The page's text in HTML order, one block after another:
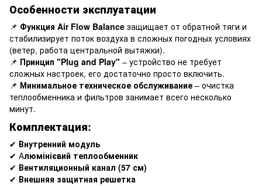
Особенности эксплуатации
📌 Функция Air Flow Balance защищает от обратной тяги и
стабилизирует поток воздуха в сложных погодных условиях
(ветер, работа центральной вытяжки).
📌 Принцип "Plug and Play" – устройство не требует
сложных настроек, его достаточно просто включить.
📌 Минимальное техническое обслуживание – очистка
теплообменника и фильтров занимает всего несколько
минут.
Комплектация:
✔ Внутренний модуль
✔ Алюмінієвий теплообменник
✔ Вентиляционный канал (57 см)
✔ Внешняя защитная решетка